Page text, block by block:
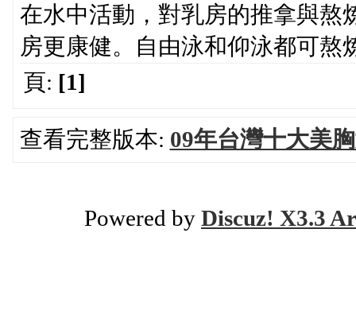
在水中活動，對乳房的推拿與熬
房更康健。自由泳和仰泳都可熬
頁: [1]
查看完整版本: 09年台灣十大美
Powered by Discuz! X3.3